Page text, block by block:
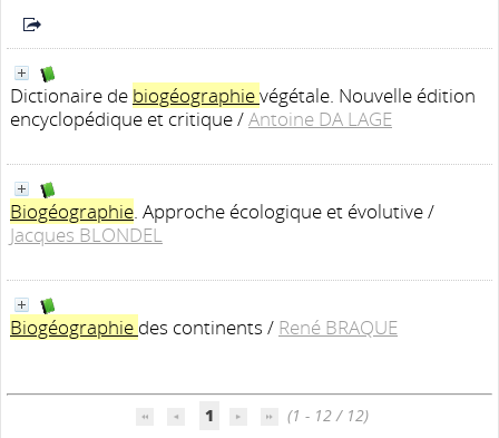
Dictionaire de biogéographievégétale. Nouvelle édition
encyclopédique et critique/Antoine DA LAGE
Biogéographie. Approche écologique et évolutive/
Jacques BLONDEL
Biogéographie des continents / René BRAQUE
1 (1 - 12 / 12)